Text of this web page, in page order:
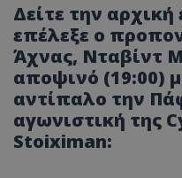
Δείτε την
επέλεξε ο
Άχνας, Νταβίντ
αποψινό (19:00)
αντίπαλο την
αγωνιστική της
Stoiximan: